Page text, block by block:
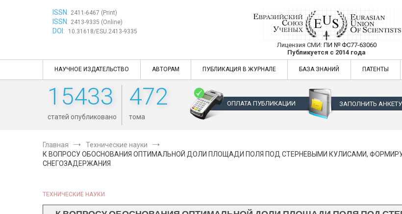
ISSN: 2411-6467 (Print)
ISSN: 2413-9335 (Online)
DOI: 10.31618/ESU.2413-9335
Евразийский Союз Ученых —
Лицензия СМИ: ПИ № ФС77-63060
Публикуется с 2014 года
Евразийский Союз Ученых — публикация научных
НАУЧНОЕ ИЗДАТЕЛЬСТВО АВТОРАМ ПУБЛИКАЦИЯ В ЖУРНАЛЕ БАЗА ЗНАНИЙ ПАТЕНТЫ
15433
статей опубликовано
472
тома
ОПЛАТА ПУБЛИКАЦИИ ЗАПОЛНИТЬ
Главная
Технические науки
К ВОПРОСУ ОБОСНОВАНИЯ ОПТИМАЛЬНОЙ ДОЛИ ПЛОЩАДИ ПОЛЯ ПОД СТЕРНЕВЫМИ КУЛИСАМИ,
СНЕГОЗАДЕРЖАНИЯ
ТЕХНИЧЕСКИЕ НАУКИ